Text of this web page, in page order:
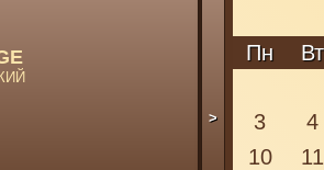
>
Пн Вт
3
4
10
11